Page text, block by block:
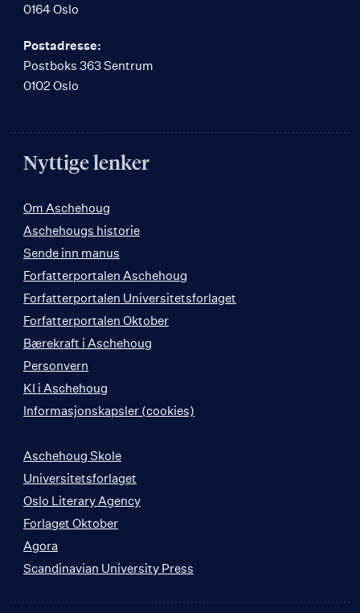
0164 Oslo
Postadresse:
Postboks 363 Sentrum
0102 Oslo
Nyttige lenker
Om Aschehoug
Aschehougs historie
Sende inn manus
Forfatterportalen Aschehoug
Forfatterportalen Universitetsforlaget
Forfatterportalen Oktober
Bærekraft i Aschehoug
Personvern
KI i Aschehoug
Informasjonskapsler (cookies)
Aschehoug Skole
Universitetsforlaget
Oslo Literary Agency
Forlaget Oktober
Agora
Scandinavian University Press